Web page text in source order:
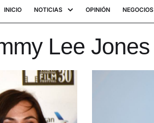
INICIO NOTICIAS OPINIÓN NEGOCIOS
Lee Jones